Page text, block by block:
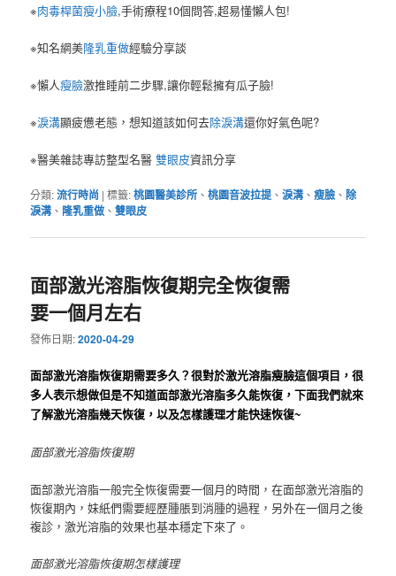
※肉毒桿菌瘦小臉,手術療程10個問答,超易懂懶人包!
※知名網美隆乳重做經驗分享談
※懶人瘦臉激推睡前二步驟,讓你輕鬆擁有瓜子臉!
※淚溝顯疲憊老態，想知道該如何去除淚溝還你好氣色呢?
※醫美雜誌專訪整型名醫雙眼皮資訊分享
分類:流行時尚 |標籤:桃園醫美診所 、桃園音波拉提 、淚溝 、瘦臉 、 除
淚溝 、 隆乳重做 、雙眼皮
面部激光溶脂恢復期完全恢復需
要一個月左右
發佈日期:2020-04-29
面部激光溶脂恢復期需要多久？很對於激光溶脂瘦臉這個項目，很
多人表示想做但是不知道面部激光溶脂多久能恢復，下面我們就來
了解激光溶脂幾天恢復，以及怎樣護理才能快速恢復~
面部激光溶脂恢復期
面部激光溶脂一般完全恢復需要一個月的時間，在面部激光溶脂的
恢復期內，妹紙們需要經歷腫脹到消腫的過程，另外在一個月之後
複診，激光溶脂的效果也基本穩定下來了。
面部激光溶脂恢復期怎樣護理